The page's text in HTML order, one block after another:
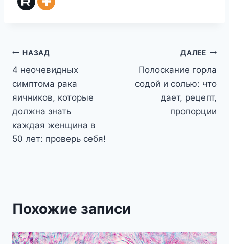
Навигация
по
записям
НАЗАД
4 неочевидных
симптома рака
яичников, которые
должна знать
каждая женщина в
50 лет: проверь себя!
ДАЛЕЕ
Полоскание горла
содой и солью: что
дает, рецепт,
пропорции
Похожие записи